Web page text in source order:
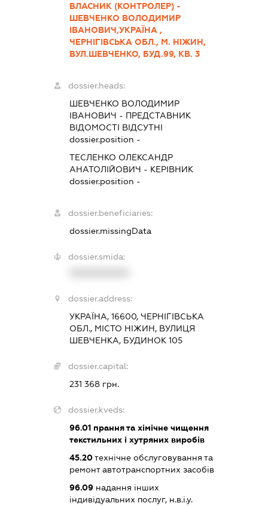
ВЛАСНИК (КОНТРОЛЕР) -
ШЕВЧЕНКО ВОЛОДИМИР
ІВАНОВИЧ,УКРАЇНА ,
ЧЕРНІГІВСЬКА ОБЛ., М. НІЖИН,
ВУЛ.ШЕВЧЕНКО, БУД.99, КВ. 3
dossier.heads:
ШЕВЧЕНКО ВОЛОДИМИР
ІВАНОВИЧ - ПРЕДСТАВНИК
ВІДОМОСТІ ВІДСУТНІ
dossier.position -
ТЕСЛЕНКО ОЛЕКСАНДР
АНАТОЛІЙОВИЧ - КЕРІВНИК
dossier.position -
dossier.beneficiaries:
dossier.missingData
dossier.smida:
dossier.address:
УКРАЇНА, 16600, ЧЕРНІГІВСЬКА
ОБЛ., МІСТО НІЖИН, ВУЛИЦЯ
ШЕВЧЕНКА, БУДИНОК 105
dossier.capital:
231 368 грн.
dossier.kveds:
96.01прання та хімічне чищення
текстильних і хутряних виробів
45.20технічне обслуговування та
ремонт автотранспортних засобів
96.09надання інших
індивідуальних послуг, н.в.і.у.